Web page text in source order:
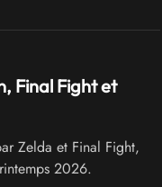
Final Fight et
Zelda et Final Fight,
2026.